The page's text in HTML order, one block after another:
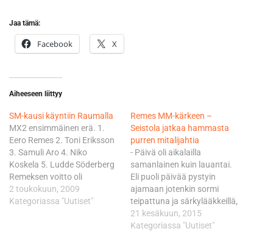
Jaa tämä:
Facebook X
Aiheeseen liittyy
SM-kausi käyntiin Raumalla
MX2 ensimmäinen erä. 1.
Eero Remes 2. Toni Eriksson
3. Samuli Aro 4. Niko
Koskela 5. Ludde Söderberg
Remeksen voitto oli
ylivoimainen. Hän totesi
kisan jälkeen, että "alussa
2 toukokuun, 2009
Kategoriassa "Uutiset"
Remes MM-kärkeen –
Seistola jatkaa hammasta
purren mitalijahtia
- Päivä oli aikalailla
samanlainen kuin lauantai.
Eli puoli päivää pystyin
ajamaan jotenkin sormi
teipattuna ja särkylääkkeillä,
mutta sitten kipu vain kasvoi
ja ajoni alkoi tökkiä. Olin
21 kesäkuun, 2015
Kategoriassa "Uutiset"